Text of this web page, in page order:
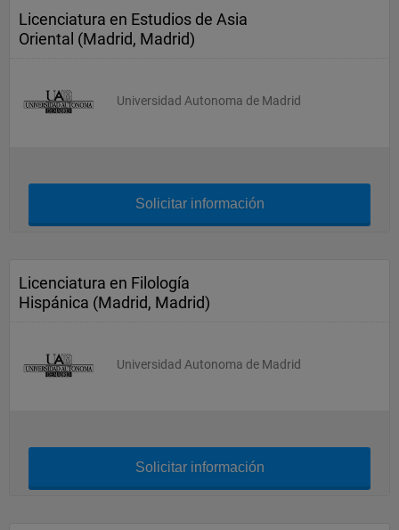
Licenciatura en Estudios de Asia
Oriental (Madrid, Madrid)
Universidad Autonoma de Madrid
Solicitar información
Licenciatura en Filología
Hispánica (Madrid, Madrid)
Universidad Autonoma de Madrid
Solicitar información